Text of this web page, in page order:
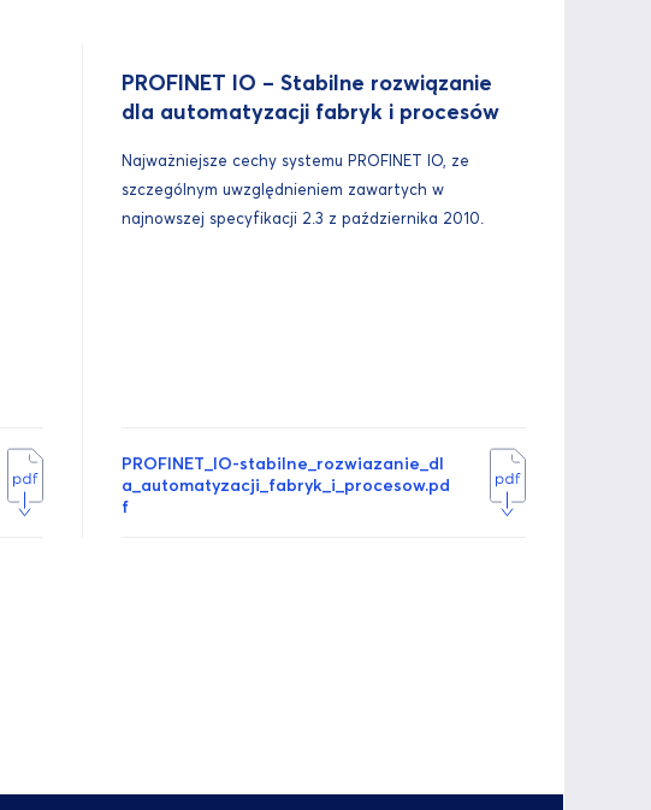
PROFINET IO – Stabilne rozwiązanie
dla automatyzacji fabryk i procesów
Najważniejsze cechy systemu PROFINET IO, ze
szczególnym uwzględnieniem zawartych w
najnowszej specyfikacji 2.3 z października 2010.
PROFINET_IO-stabilne_rozwiazanie_dl
a_automatyzacji_fabryk_i_procesow.pd
f